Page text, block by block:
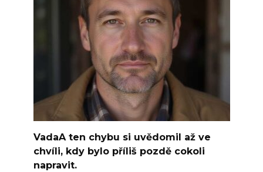
VadaA ten chybu si uvědomil až ve
chvíli, kdy bylo příliš pozdě cokoli
napravit.